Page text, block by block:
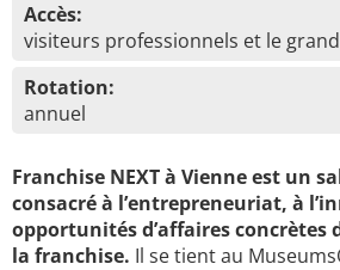
Accès:
visiteurs professionnels et le
Rotation:
annuel
Franchise NEXT à Vienne est un
consacré à l’entrepreneuriat, à
opportunités d’affaires concrètes
la franchise. Il se tient au